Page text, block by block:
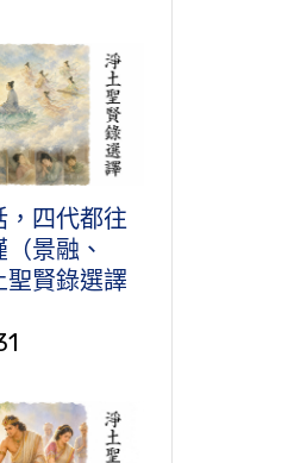
，四代都往
景融、
聖賢錄選譯